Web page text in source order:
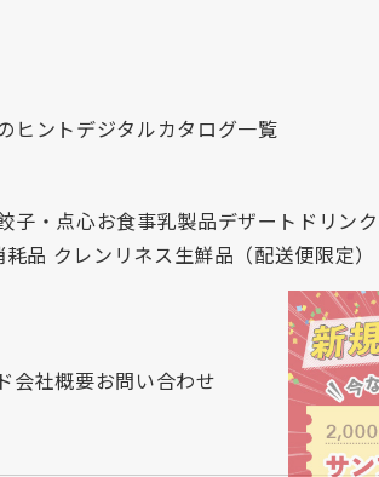
ヒントデジタルカタログ一覧
子・点心お食事乳製品デザート ドリンク
耗品 クレンリネス生鮮品（配送便限定）
会社概要お問い合わせ